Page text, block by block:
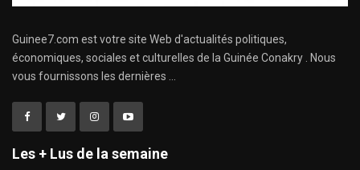
Guinee7.com est votre site Web d'actualités politiques,
économiques, sociales et culturelles de la Guinée Conakry . Nous
vous fournissons les dernières ...
Les + Lus de la semaine